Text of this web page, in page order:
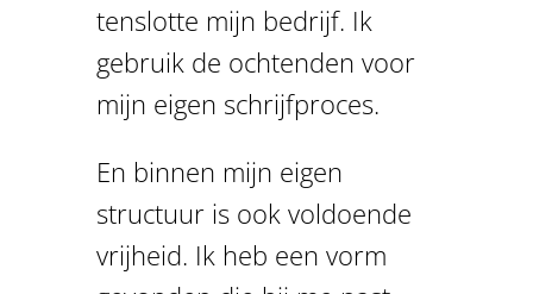
tenslotte mijn bedrijf. Ik
gebruik de ochtenden voor
mijn eigen schrijfproces.
En binnen mijn eigen
structuur is ook voldoende
vrijheid. Ik heb een vorm